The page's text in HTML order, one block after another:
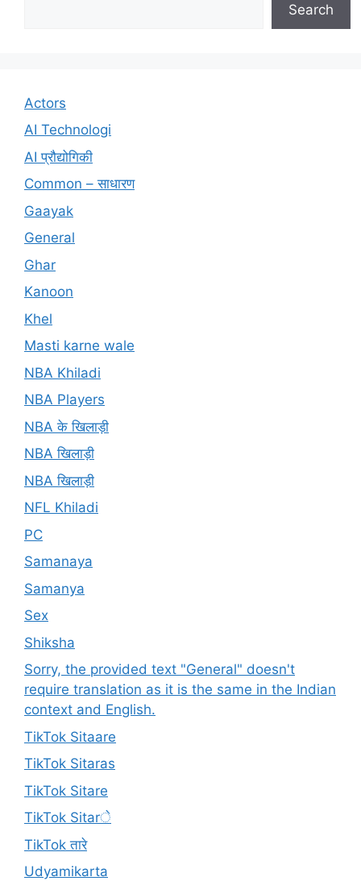
Search
Actors
AI Technologi
AI प्रौद्योगिकी
Common – साधारण
Gaayak
General
Ghar
Kanoon
Khel
Masti karne wale
NBA Khiladi
NBA Players
NBA के खिलाड़ी
NBA खिलाड़ी
NBA खिलाड़ी
NFL Khiladi
PC
Samanaya
Samanya
Sex
Shiksha
Sorry, the provided text "General" doesn't
require translation as it is the same in the Indian
context and English.
TikTok Sitaare
TikTok Sitaras
TikTok Sitare
TikTok Sitarे
TikTok तारे
Udyamikarta